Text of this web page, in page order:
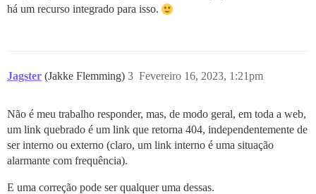
há um recurso integrado para isso.
Jagster (Jakke Flemming) Fevereiro 16, 2023, 1:21pm
3
Não é meu trabalho responder, mas, de modo geral, em toda a web,
um link quebrado é um link que retorna 404, independentemente de
ser interno ou externo (claro, um link interno é uma situação
alarmante com frequência).
E uma correção pode ser qualquer uma dessas.